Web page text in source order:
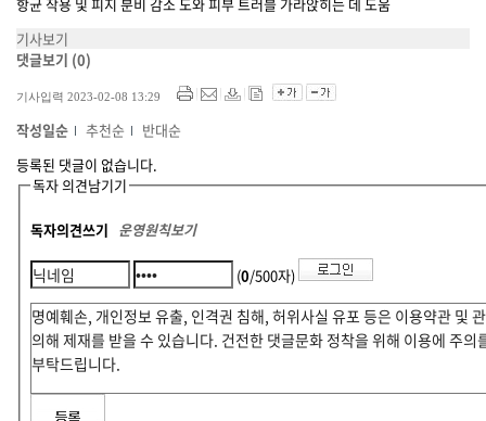
기사보기
댓글보기 (0)
기사입력 2023-02-08 13:29
작성일순 추천순
반대순
등록된 댓글이 없습니다.
독자 의견남기기
독자의견쓰기 운영원칙보기
(0/500자)